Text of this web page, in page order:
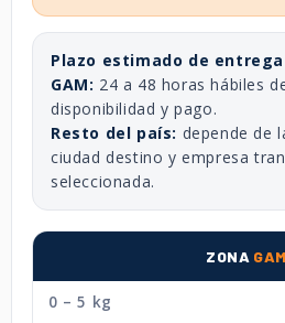
Plazo estimado de entrega
GAM: 24 a 48 horas hábiles
disponibilidad y pago.
Resto del país: depende de
ciudad destino y empresa
seleccionada.
ZONA GAM
0 – 5 kg